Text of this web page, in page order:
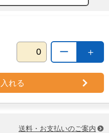
＋
ー
れる
送料・お支払いのご案内